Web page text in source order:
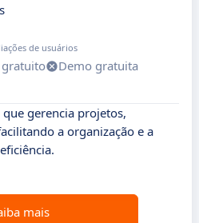
de usuários
gratuito
Demo gratuita
gerencia projetos,
a organização e a
mais